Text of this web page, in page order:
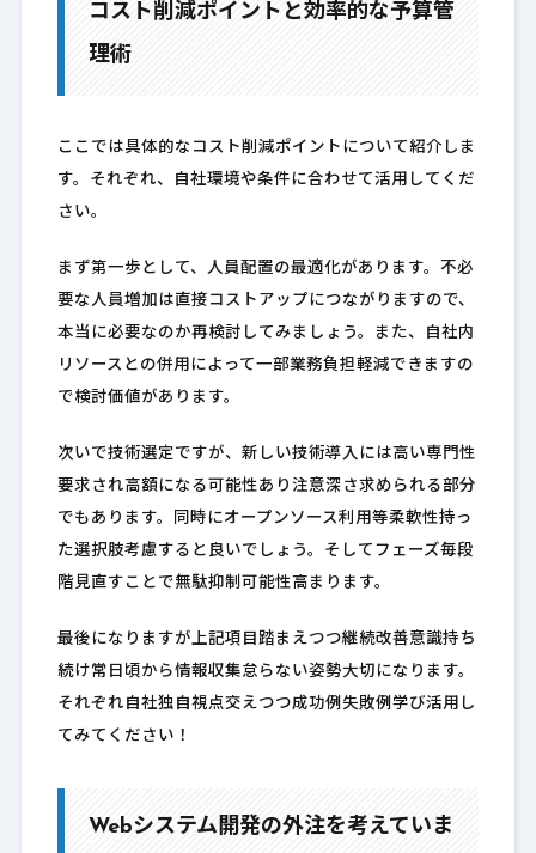
コスト削減ポイントと効率的な予算管
理術
ここでは具体的なコスト削減ポイントについて紹介しま
す。それぞれ、自社環境や条件に合わせて活用してくだ
さい。
まず第一歩として、人員配置の最適化があります。不必
要な人員増加は直接コストアップにつながりますので、
本当に必要なのか再検討してみましょう。また、自社内
リソースとの併用によって一部業務負担軽減できますの
で検討価値があります。
次いで技術選定ですが、新しい技術導入には高い専門性
要求され高額になる可能性あり注意深さ求められる部分
でもあります。同時にオープンソース利用等柔軟性持っ
た選択肢考慮すると良いでしょう。そしてフェーズ毎段
階見直すことで無駄抑制可能性高まります。
最後になりますが上記項目踏まえつつ継続改善意識持ち
続け常日頃から情報収集怠らない姿勢大切になります。
それぞれ自社独自視点交えつつ成功例失敗例学び活用し
てみてください！
Webシステム開発の外注を考えていま